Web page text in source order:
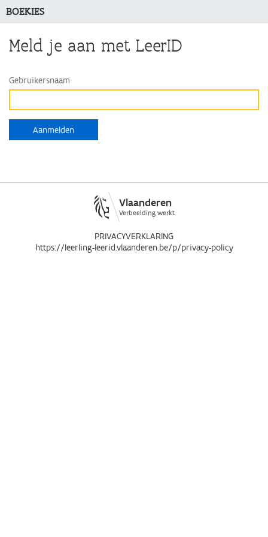
BOEKIES
Meld je aan met LeerID
Gebruikersnaam
Vlaanderen
Verbeelding werkt
PRIVACYVERKLARING
https://leerling-leerid.vlaanderen.be/p/privacy-policy